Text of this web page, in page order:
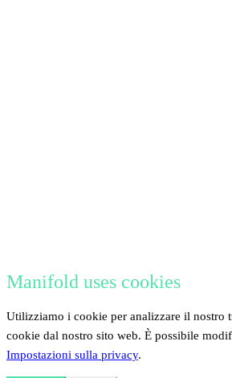
Manifold uses cookies
Utilizziamo i cookie per analizzare il nostro
cookie dal nostro sito web. È possibile
Impostazioni sulla privacy.